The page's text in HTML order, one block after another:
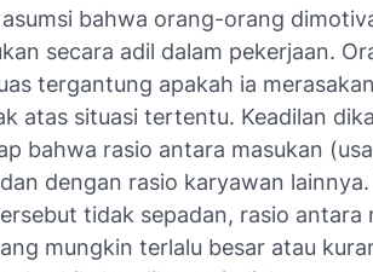
bahwa orang-orang
secara adil dalam pekerjaan.
tergantung apakah ia
atas situasi tertentu. Keadilan
bahwa rasio antara masukan
dengan rasio karyawan
tidak sepadan, rasio antara
mungkin terlalu besar atau